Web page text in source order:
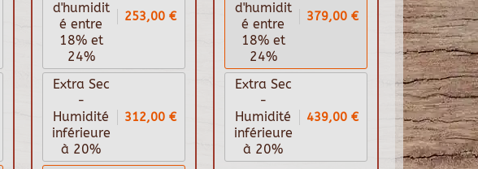
d'humidit
é entre
18% et
24%
253,00 €
Extra Sec
-
Humidité
inférieure
à 20%
312,00 €
d'humidit
é entre
18% et
24%
379,00 €
Extra Sec
-
Humidité
inférieure
à 20%
439,00 €